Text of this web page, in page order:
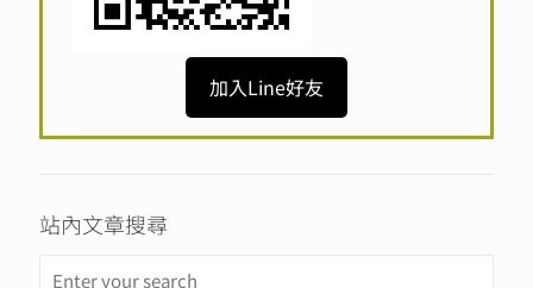
加入Line好友
站內文章搜尋